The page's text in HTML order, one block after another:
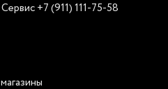
Сервис +7 (911) 111-75-58